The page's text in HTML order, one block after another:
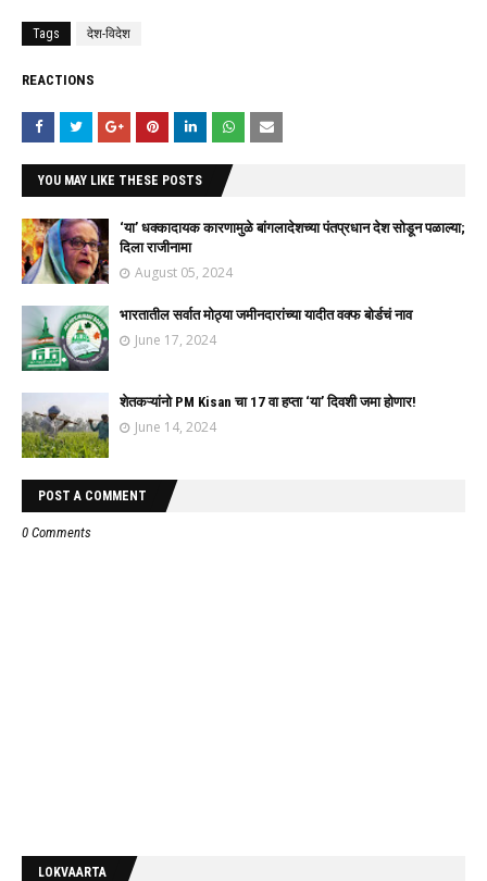
Tags देश-विदेश
REACTIONS
YOU MAY LIKE THESE POSTS
‘या’ धक्कादायक कारणामुळे बांगलादेशच्या पंतप्रधान देश सोडून पळाल्या;
दिला राजीनामा
August 05, 2024
भारतातील सर्वात मोठ्या जमीनदारांच्या यादीत वक्फ बोर्डचं नाव
June 17, 2024
शेतकऱ्यांनो PM Kisan चा 17 वा हप्ता ‘या’ दिवशी जमा होणार!
June 14, 2024
POST A COMMENT
0 Comments
LOKVAARTA